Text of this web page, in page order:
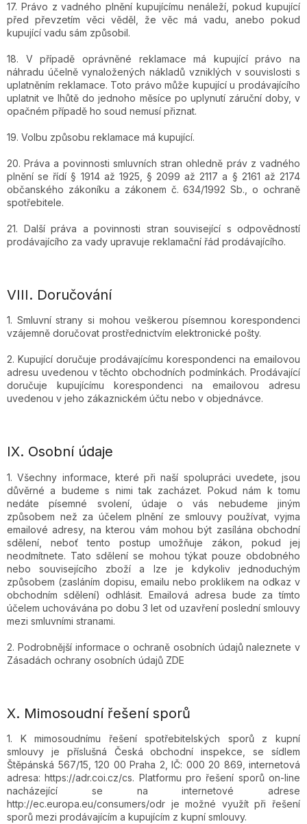
17. Právo z vadného plnění kupujícímu nenáleží, pokud kupující
před převzetím věci věděl, že věc má vadu, anebo pokud
kupující vadu sám způsobil.
18. V případě oprávněné reklamace má kupující právo na
náhradu účelně vynaložených nákladů vzniklých v souvislosti s
uplatněním reklamace. Toto právo může kupující u prodávajícího
uplatnit ve lhůtě do jednoho měsíce po uplynutí záruční doby, v
opačném případě ho soud nemusí přiznat.
19. Volbu způsobu reklamace má kupující.
20. Práva a povinnosti smluvních stran ohledně práv z vadného
plnění se řídí § 1914 až 1925, § 2099 až 2117 a § 2161 až 2174
občanského zákoníku a zákonem č. 634/1992 Sb., o ochraně
spotřebitele.
21. Další práva a povinnosti stran související s odpovědností
prodávajícího za vady upravuje reklamační řád prodávajícího.
VIII. Doručování
1. Smluvní strany si mohou veškerou písemnou korespondenci
vzájemně doručovat prostřednictvím elektronické pošty.
2. Kupující doručuje prodávajícímu korespondenci na emailovou
adresu uvedenou v těchto obchodních podmínkách. Prodávající
doručuje kupujícímu korespondenci na emailovou adresu
uvedenou v jeho zákaznickém účtu nebo v objednávce.
IX. Osobní údaje
1. Všechny informace, které při naší spolupráci uvedete, jsou
důvěrné a budeme s nimi tak zacházet. Pokud nám k tomu
nedáte písemné svolení, údaje o vás nebudeme jiným
způsobem než za účelem plnění ze smlouvy používat, vyjma
emailové adresy, na kterou vám mohou být zasílána obchodní
sdělení, neboť tento postup umožňuje zákon, pokud jej
neodmítnete. Tato sdělení se mohou týkat pouze obdobného
nebo souvisejícího zboží a lze je kdykoliv jednoduchým
způsobem (zasláním dopisu, emailu nebo proklikem na odkaz v
obchodním sdělení) odhlásit. Emailová adresa bude za tímto
účelem uchovávána po dobu 3 let od uzavření poslední smlouvy
mezi smluvními stranami.
2. Podrobnější informace o ochraně osobních údajů naleznete v
Zásadách ochrany osobních údajů ZDE
X. Mimosoudní řešení sporů
1. K mimosoudnímu řešení spotřebitelských sporů z kupní
smlouvy je příslušná Česká obchodní inspekce, se sídlem
Štěpánská 567/15, 120 00 Praha 2, IČ: 000 20 869, internetová
adresa: https://adr.coi.cz/cs. Platformu pro řešení sporů on-line
nacházející se na internetové adrese
http://ec.europa.eu/consumers/odr je možné využít při řešení
sporů mezi prodávajícím a kupujícím z kupní smlouvy.